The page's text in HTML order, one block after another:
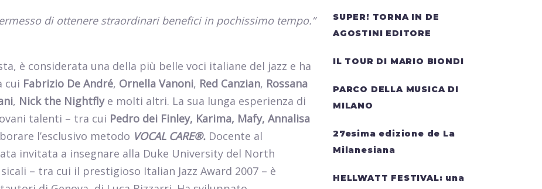
di ottenere straordinari benefici in pochissimo tempo.”
è considerata una della più belle voci italiane del jazz e ha
cui Fabrizio De André, Ornella Vanoni, Red Canzian, Rossana
, Nick the Nightflye molti altri. La sua lunga esperienza di
talenti – tra cui Pedro dei Finley, Karima, Mafy, Annalisa
l’esclusivo metodo VOCAL CARE®. Docente al
invitata a insegnare alla Duke University del North
– tra cui il prestigioso Italian Jazz Award 2007 – è
SUPER! TORNA IN DE
AGOSTINI EDITORE
IL TOUR DI MARIO BIONDI
PARCO DELLA MUSICA DI
MILANO
27esima edizione de La
Milanesiana
HELLWATT FESTIVAL: una